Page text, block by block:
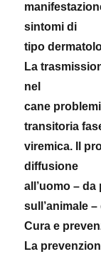
sintomi di
tipo
La
nel
cane
transitoria
viremica. Il
diffusione
all’uomo –
sull’animale
Cura e
La